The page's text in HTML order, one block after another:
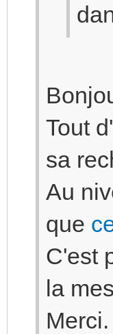
Tout
sa
Au
que
C'est
la
Merci.